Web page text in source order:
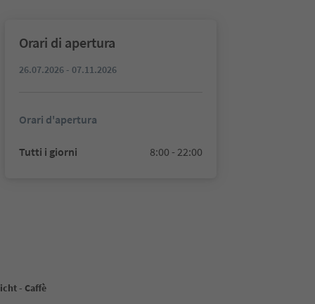
Orari di apertura
26.07.2026 - 07.11.2026
Orari d'apertura
Tutti i giorni 8:00 - 22:00
- Caffè